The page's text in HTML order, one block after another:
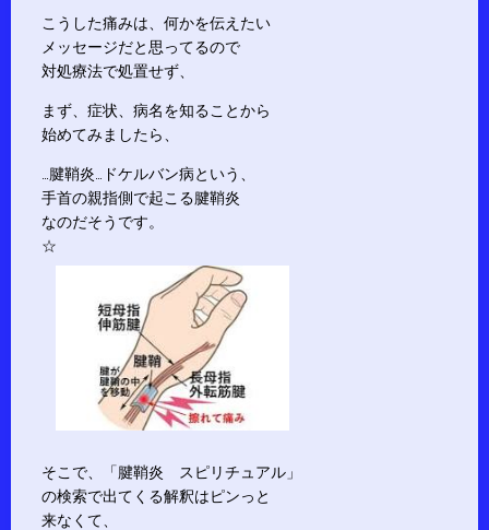
こうした痛みは、何かを伝えたい
メッセージだと思ってるので
対処療法で処置せず、
まず、症状、病名を知ることから
始めてみましたら、
…腱鞘炎…ドケルバン病という、
手首の親指側で起こる腱鞘炎
なのだそうです。
☆
そこで、「腱鞘炎 スピリチュアル」
の検索で出てくる解釈はピンっと
来なくて、